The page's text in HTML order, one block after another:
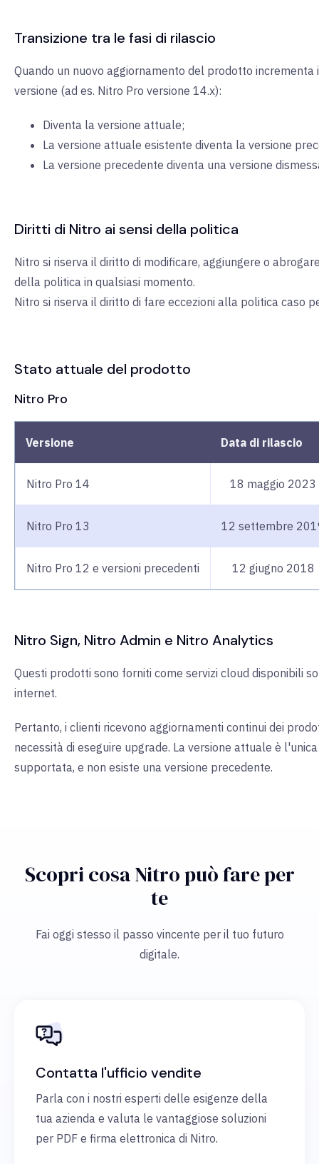
Transizione tra le fasi di rilascio
Quando un nuovo aggiornamento del prodotto incrementa
versione (ad es. Nitro Pro versione 14.x):
Diventa la versione attuale;
La versione attuale esistente diventa la versione
La versione precedente diventa una versione
Diritti di Nitro ai sensi della politica
Nitro si riserva il diritto di modificare, aggiungere o
della politica in qualsiasi momento.
Nitro si riserva il diritto di fare eccezioni alla politica caso
Stato attuale del prodotto
Nitro Pro
Versione Data di rilascio
Nitro Pro 14 18 maggio 2023
Nitro Pro 13 12 settembre
Nitro Pro 12 e versioni precedenti 12 giugno 2018
Nitro Sign, Nitro Admin e Nitro Analytics
Questi prodotti sono forniti come servizi cloud disponibili
internet.
Pertanto, i clienti ricevono aggiornamenti continui dei
necessità di eseguire upgrade. La versione attuale è
supportata, e non esiste una versione precedente.
Scopri cosa Nitro può fare per
te
Fai oggi stesso il passo vincente per il tuo futuro
digitale.
Contatta l'ufficio vendite
Parla con i nostri esperti delle esigenze della
tua azienda e valuta le vantaggiose soluzioni
per PDF e firma elettronica di Nitro.